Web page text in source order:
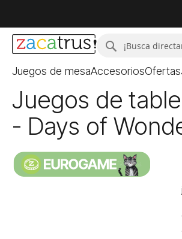
Buscar
Juegos de mesaAccesoriosOfertas
Juegos de
- Days of